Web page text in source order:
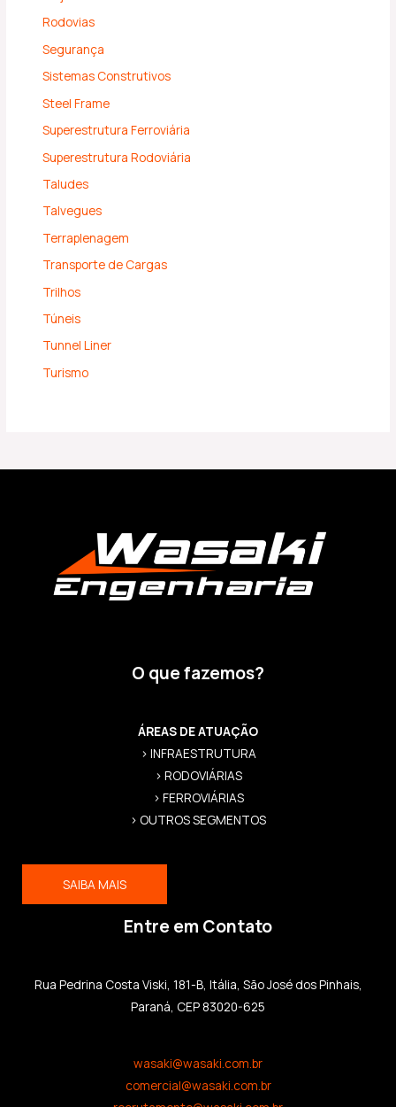
Rodovias
Segurança
Sistemas Construtivos
Steel Frame
Superestrutura Ferroviária
Superestrutura Rodoviária
Taludes
Talvegues
Terraplenagem
Transporte de Cargas
Trilhos
Túneis
Tunnel Liner
Turismo
O que fazemos?
ÁREAS DE ATUAÇÃO
> INFRAESTRUTURA
> RODOVIÁRIAS
> FERROVIÁRIAS
> OUTROS SEGMENTOS
SAIBA MAIS
Entre em Contato
Rua Pedrina Costa Viski, 181-B, Itália, São José dos Pinhais,
Paraná, CEP 83020-625
wasaki@wasaki.com.br
comercial@wasaki.com.br